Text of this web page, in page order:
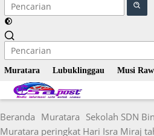
Muratara Lubuklinggau Musi
Beranda Muratara Sekolah SDN
Muratara peringkat Hari Isra Miraj